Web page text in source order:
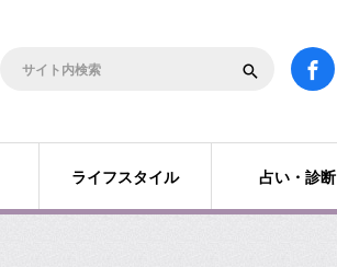
ライフスタイル 占い・診断